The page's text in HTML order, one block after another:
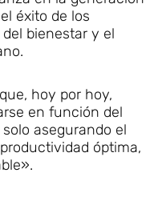
éxito de los
bienestar y el
hoy por hoy,
en función del
asegurando el
óptima,